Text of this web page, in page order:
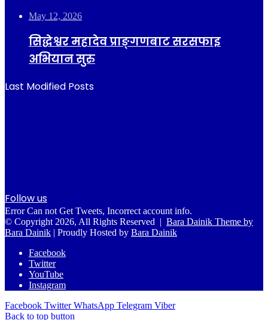
May 12, 2026
सिद्धेश्वर महादेव प्राङ्गणबाट सरसफाइ
अभियान सुरु
Last Modified Posts
Follow us
Error Can not Get Tweets, Incorrect account info.
© Copyright 2026, All Rights Reserved | Bara Dainik Theme by
Bara Dainik | Proudly Hosted by Bara Dainik
Facebook
Twitter
YouTube
Instagram
Facebook Twitter WhatsApp Telegram Viber
Back to top button